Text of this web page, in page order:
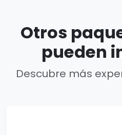
Otros
pueden
Descubre más